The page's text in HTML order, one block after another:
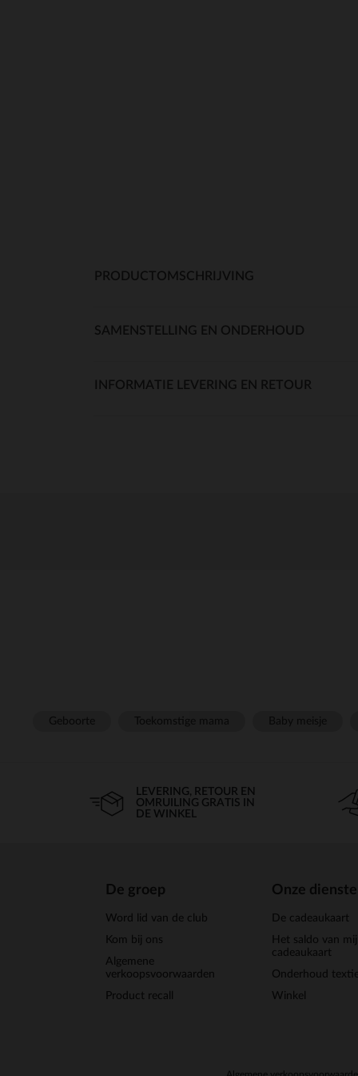
PRODUCTOMSCHRIJVING
SAMENSTELLING EN ONDERHOUD
INFORMATIE LEVERING EN RETOUR
LEVERING, RETOUR EN
OMRUILING GRATIS IN
DE WINKEL
De groep
Word lid van de club
Kom bij ons
Algemene
verkoopsvoorwaarden
Product recall
Onze
De cadeaukaart
Het saldo van
cadeaukaart
Onderhoud
Winkel